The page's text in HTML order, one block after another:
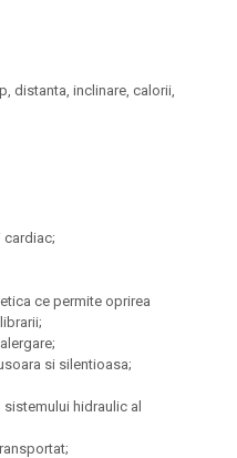
distanta, inclinare, calorii,
cardiac;
ce permite oprirea
si silentioasa;
hidraulic al